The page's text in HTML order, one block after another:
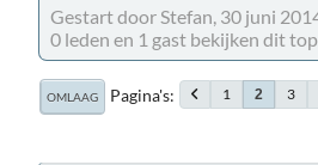
Gestart door Stefan, 30 juni
0 leden en 1 gast bekijken dit
OMLAAG Pagina's 1 2 3